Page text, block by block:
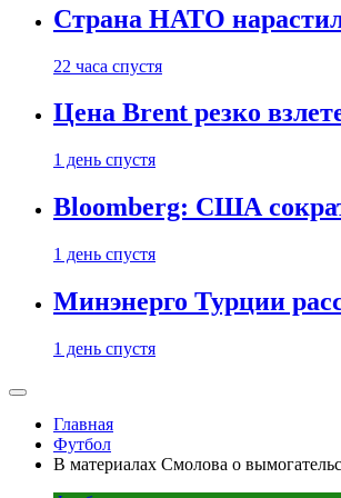
Страна НАТО
22 часа спустя
Цена Brent резко
1 день спустя
Bloomberg: США
1 день спустя
Минэнерго Турции
1 день спустя
Главная
Футбол
В материалах Смолова о